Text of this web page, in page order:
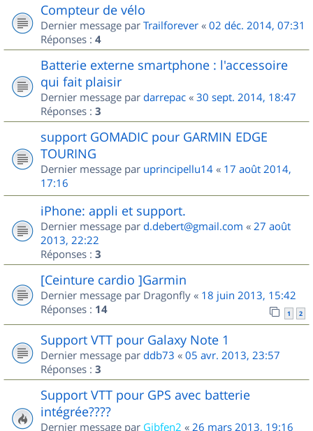
Compteur de vélo
Dernier message par Trailforever « 02 déc. 2014, 07:31
Réponses : 4
Batterie externe smartphone : l'accessoire
qui fait plaisir
Dernier message par darrepac « 30 sept. 2014, 18:47
Réponses : 3
support GOMADIC pour GARMIN EDGE
TOURING
Dernier message par uprincipellu14 « 17 août 2014,
17:16
iPhone: appli et support.
Dernier message par d.debert@gmail.com « 27 août
2013, 22:22
Réponses : 3
[Ceinture cardio ]Garmin
Dernier message par Dragonfly « 18 juin 2013, 15:42
Réponses : 14 1 2
Support VTT pour Galaxy Note 1
Dernier message par ddb73 « 05 avr. 2013, 23:57
Réponses : 3
Support VTT pour GPS avec batterie
intégrée????
Dernier message par Gibfen2 « 26 mars 2013, 19:16